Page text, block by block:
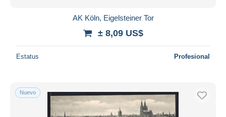
AK Köln, Eigelsteiner Tor
± 8,09 US$
Estatus Profesional
Nuevo